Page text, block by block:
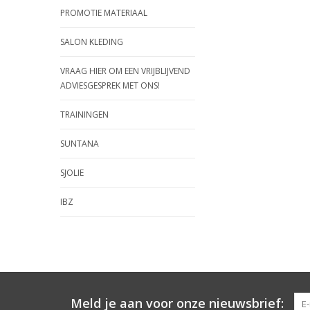
PROMOTIE MATERIAAL
SALON KLEDING
VRAAG HIER OM EEN VRIJBLIJVEND
ADVIESGESPREK MET ONS!
TRAININGEN
SUNTANA
SJOLIE
IBZ
Meld je aan voor onze nieuwsbrief: